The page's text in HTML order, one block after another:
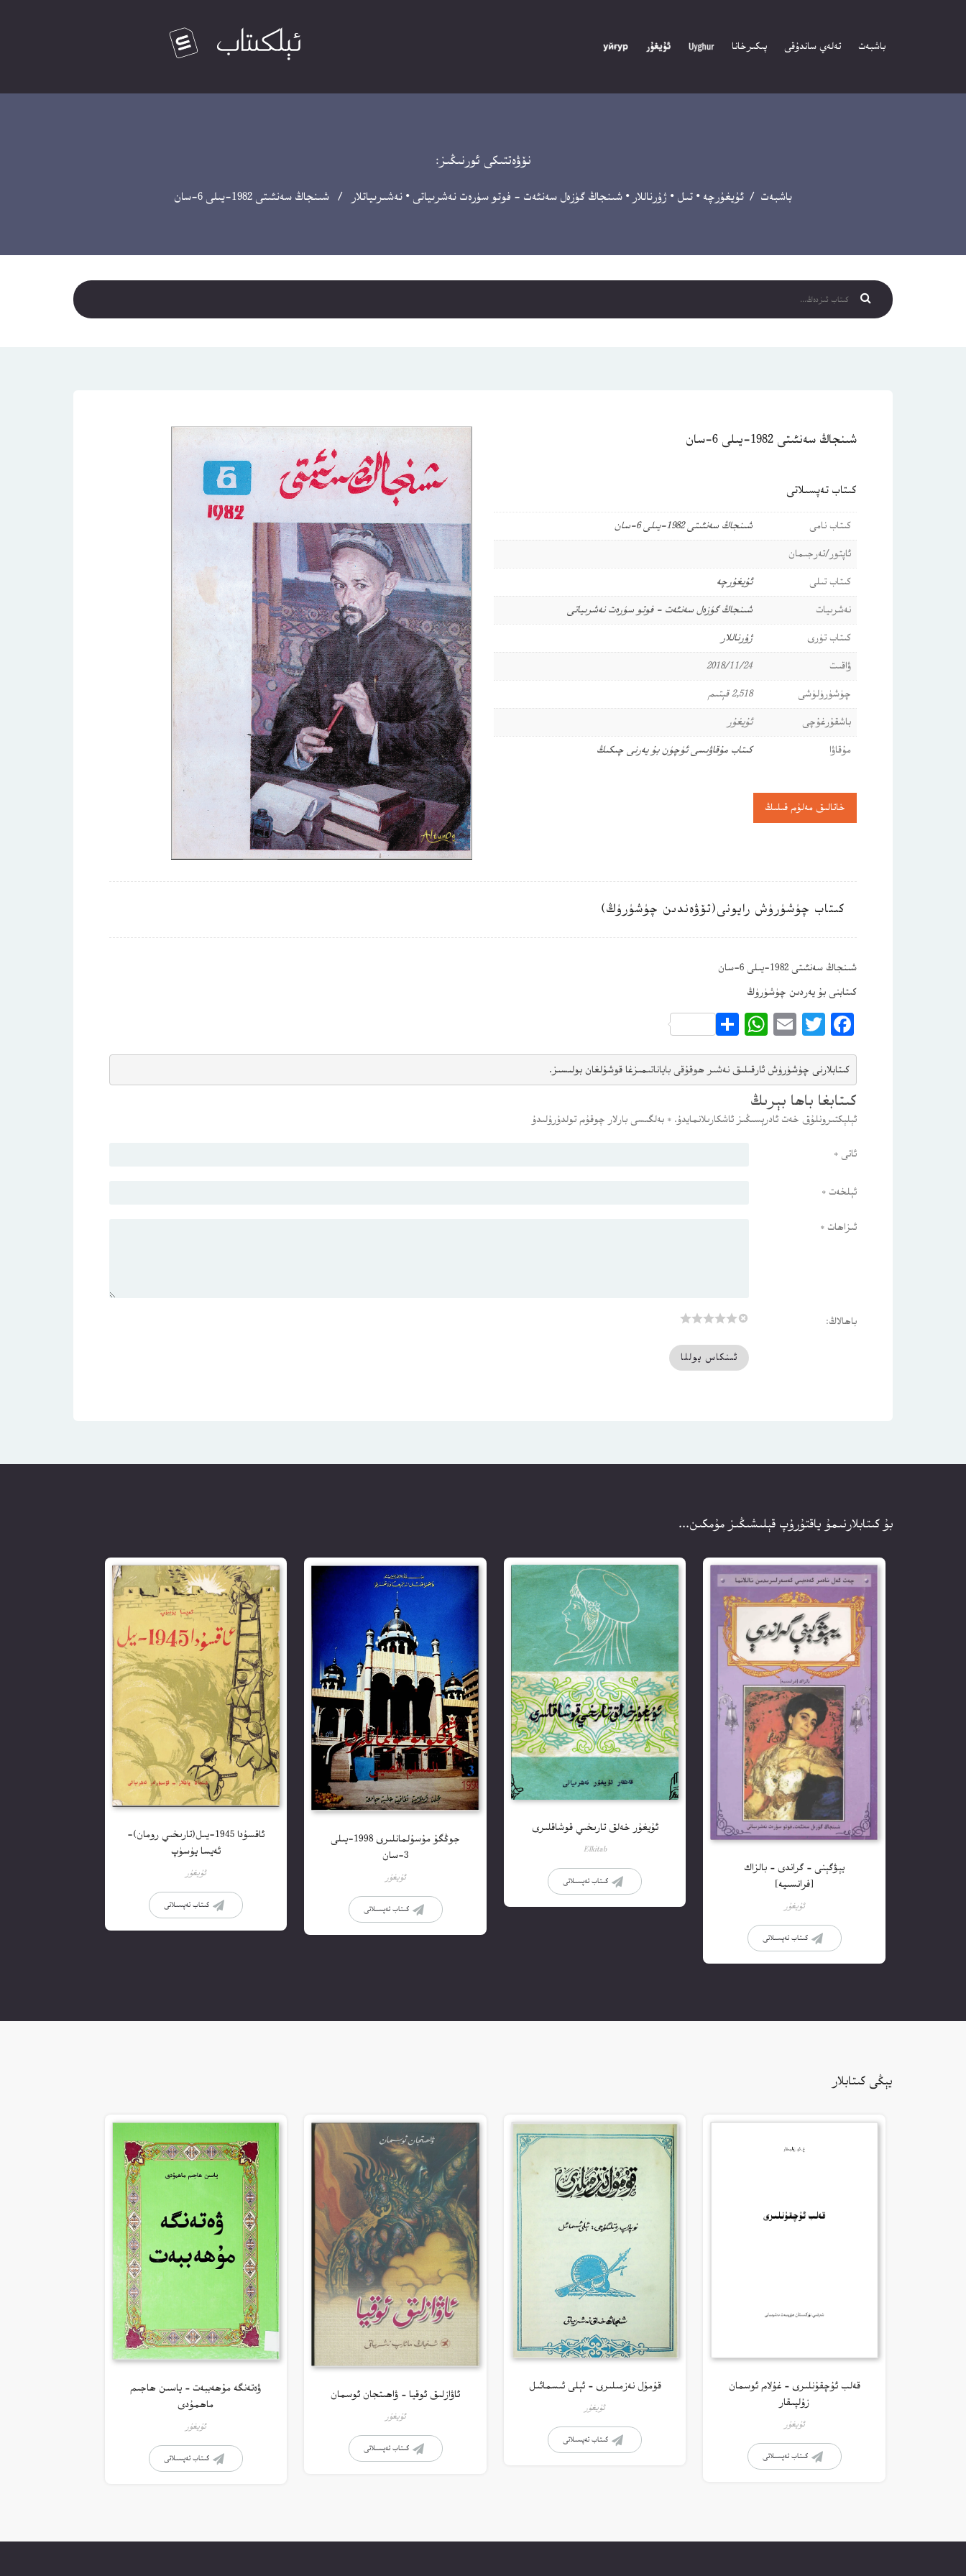
باشبەت تەلەي ساندۇقى پىكىرخانا
نۆۋەتتىكى ئورنىڭىز:
باشبەت / ئۇيغۇرچە • تىل • ژۇرناللار • شىنجاڭ گۈزەل سەنئەت - فوتو سۈرەت نەشرىياتى • نەشىرىياتلار / شىنجاڭ سەنئىتى 1982-يىلى 6-سان
شىنجاڭ سەنئىتى 1982-يىلى 6-سان
كىتاب تەپسىلاتى
كىتاب نامى
شىنجاڭ سەنئىتى 1982-يىلى 6-سان
ئاپتور/تەرجىمان
كىتاب تىلى
ئۇيغۇرچە
نەشرىيات
شىنجاڭ گۈزەل سەنئەت - فوتو سۈرەت نەشرىياتى
كىتاب تۈرى
ژۇرناللار
ۋاقىت
2018/11/24
چۈشۈرۈلۈشى
2,518 قېتىم
باشقۇرغۇچى
ئۇيغۇر
مۇقاۋا
كىتاب مۇقاۋىسى ئۈچۈن بۇ يەرنى چىكىڭ
خاتالىق مەلۇم قىلىڭ
كىتاب چۈشۈرۈش رايونى(تۆۋەندىن چۈشۈرۈڭ)
شىنجاڭ سەنئىتى 1982-يىلى 6-سان
كىتابنى بۇ يەردىن چۈشۈرۈڭ
Facebook
Twitter
Email
WhatsApp
Share
كىتابلارنى چۈشۈرۈش ئارقىلىق نەشىر ھوقۇقى باياناتىمىزغا قوشۇلغان بولىسىز.
كىتابغا باھا بېرىڭ
ئېلېكتىرونلۇق خەت ئادرېسىڭىز ئاشكارىلانمايدۇ. * بەلگىسى بارلار چوقۇم تولدۇرۇلىدۇ
ئاتى *
ئېلخەت *
ئىزاھات *
باھالاڭ:
بۇ كىتابلارنىمۇ ياقتۇرۇپ قېلىشىڭىز مۇمكىن...
يېۋگېنى – گراندى – بالزاك
[فرانسىيە]
ئۇيغۇر
كىتاب تەپسىلاتى
ئۇيغۇر خەلق تارىخىي قوشاقلىرى
Elkitab
كىتاب تەپسىلاتى
جوڭگۇ مۇسۇلمانلىرى 1998-يىلى
3-سان
ئۇيغۇر
كىتاب تەپسىلاتى
ئاقسۇدا 1945-يىل(تارىخىي رومان)-
ئەيسا يۈسۈپ
ئۇيغۇر
كىتاب تەپسىلاتى
يېڭى كىتابلار
قەلب ئۇچقۇنلىرى – غۇلام ئوسمان
زۇلپىقار
ئۇيغۇر
كىتاب تەپسىلاتى
قۇمۇل نەزمىلىرى – ئېلى ئىسمائىل
ئۇيغۇر
كىتاب تەپسىلاتى
ئاۋازلىق ئوقيا – ۋاھىتجان ئوسمان
ئۇيغۇر
كىتاب تەپسىلاتى
ۋەتەنگە مۇھەببەت – ياسىن ھاجىم
ماھمۇدى
ئۇيغۇر
كىتاب تەپسىلاتى